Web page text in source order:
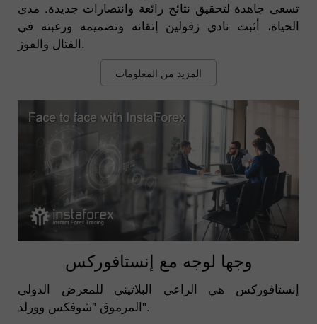
تسعى جاهدة لتحقيق نتائج رائعة وانتصارات جديدة. مدى
الحياة، أثبت نادي زفولين إتقانه وتصميمه ورغبته في
القتال والفوز.
المزيد من المعلومات
وجها لوجه مع إنستافوركس
إنستافوركس هي الراعي البلاتيني للمعرض الدولي
المرموق "شوفكس وورلد".